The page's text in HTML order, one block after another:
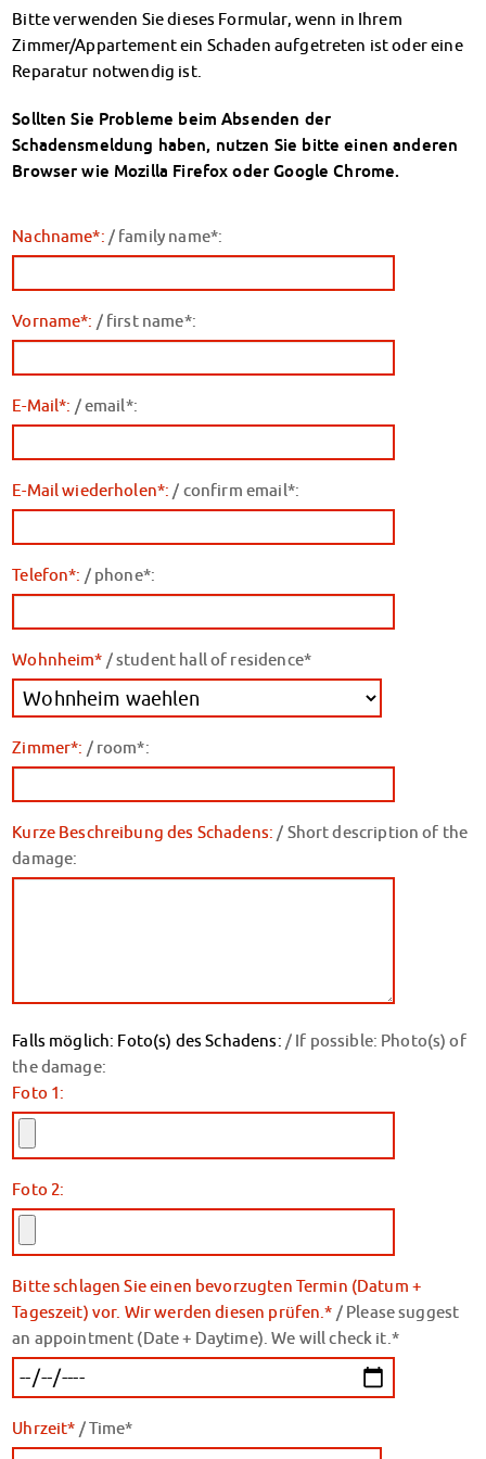
Klimabewusst essen
Mensa-FAQs
CampusCatering
AnsprechpartnerInnen
Wohnen
Wohnheime im Überblick
Wohnheime in Wernigerode
Wohnheimantrag & -service
Wohnheimtutoren
Schadensmeldung
AnsprechpartnerInnen
Finanzierungsberatung
Kursangebote
Rechtsberatung
Chatberatung
FAQs Soziales & Beratung
Dokumente
AnsprechpartnerInnen
Kultur & Internationales
Beratung für Internationals
Wohnen für Internationals
IKUS und InterKultiTreff
Kulturförderung
Voranmeldung KiTa-Platz
Randzeitenbetreuung
Anmeldung
AnsprechpartnerInnen
Über uns
Infopoints & Beratungscenter
Unsere Organisation
Verwaltungsrat
Personalrat
Lageplan
Dokumente
Stellenangebote
AnsprechpartnerInnen
Impressum
Bitte verwenden Sie dieses Formular, wenn in Ihrem
Zimmer/Appartement ein Schaden aufgetreten ist oder eine
Reparatur notwendig ist.
Sollten Sie Probleme beim Absenden der
Schadensmeldung haben, nutzen Sie bitte einen anderen
Browser wie Mozilla Firefox oder Google Chrome.
Nachname*: / family name*:
Vorname*: / first name*:
E-Mail*: / email*:
E-Mail wiederholen*: / confirm email*:
Telefon*: / phone*:
Wohnheim* / student hall of residence*
Zimmer*: / room*:
Kurze Beschreibung des Schadens: / Short description of the
damage:
Falls möglich: Foto(s) des Schadens: / If possible: Photo(s) of
the damage:
Foto 1:
Foto 2:
Bitte schlagen Sie einen bevorzugten Termin (Datum +
Tageszeit) vor. Wir werden diesen prüfen.* / Please suggest
an appointment (Date + Daytime). We will check it.*
Uhrzeit* / Time*